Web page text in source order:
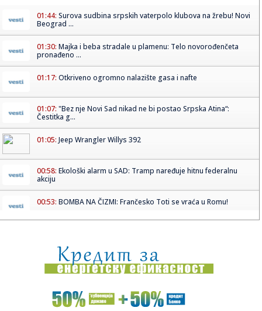
01:44: Surova sudbina srpskih vaterpolo klubova na žrebu! Novi
Beograd ...
01:30: Majka i beba stradale u plamenu: Telo novorođenčeta
pronađeno ...
01:17: Otkriveno ogromno nalazište gasa i nafte
01:07: "Bez nje Novi Sad nikad ne bi postao Srpska Atina“:
Čestitka g...
01:05: Jeep Wrangler Willys 392
00:58: Ekološki alarm u SAD: Tramp naređuje hitnu federalnu
akciju
00:53: BOMBA NA ČIZMI: Frančesko Toti se vraća u Romu!
00:36:Forenzičar ukazao na povrede: Slučaj Epstinovog
samoubistva i d...
00:30:Obline devojke Bake Praseta pršte: Milena bila zavodljiva i
pre ...